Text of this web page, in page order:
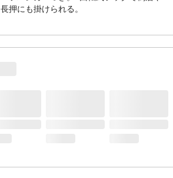
長押にも掛けられる。